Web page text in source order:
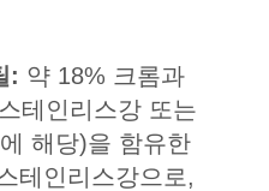
: 약 18% 크롬과
테인리스강 또는
해당)을 함유한
테인리스강으로,